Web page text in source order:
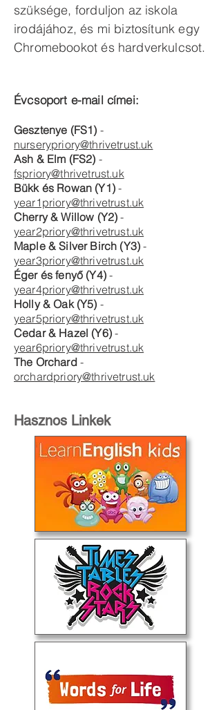
szüksége, forduljon az iskola
irodájához, és mi biztosítunk egy
Chromebookot és hardverkulcsot.
Évcsoport e-mail címei:
Gesztenye (FS1) -
nurserypriory@thrivetrust.uk
Ash & Elm (FS2) -
fspriory@thrivetrust.uk
Bükk és Rowan (Y1)-
year1priory@thrivetrust.uk
Cherry & Willow (Y2) -
year2priory@thrivetrust.uk
Maple & Silver Birch (Y3) -
year3priory@thrivetrust.uk
Éger és fenyő (Y4)-
year4priory@thrivetrust.uk
Holly & Oak (Y5) -
year5priory@thrivetrust.uk
Cedar & Hazel (Y6)-
year6priory@thrivetrust.uk
The Orchard-
orchardpriory@thrivetrust.uk
Hasznos Linkek